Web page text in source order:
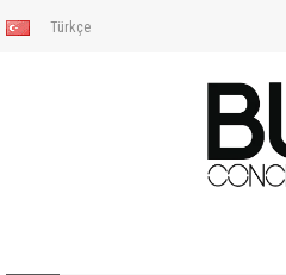
Türkçe